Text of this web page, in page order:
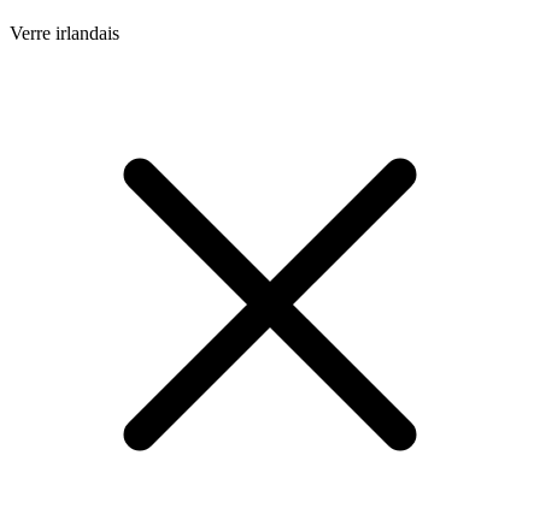
Verre irlandais